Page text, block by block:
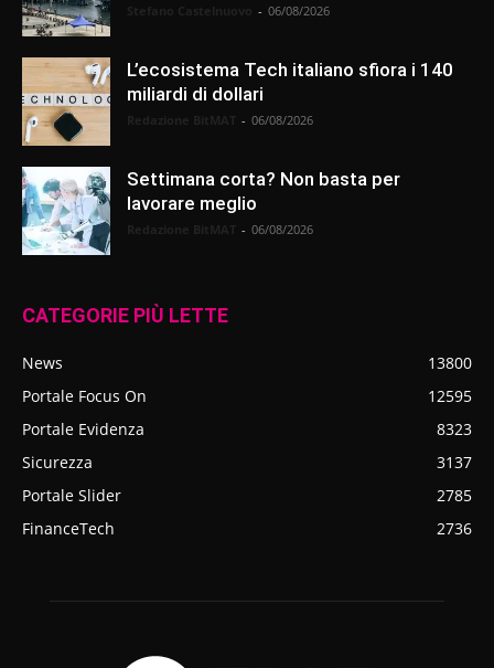
- 06/08/2026
L’ecosistema Tech italiano sfiora i 140
miliardi di dollari
- 06/08/2026
Settimana corta? Non basta per
lavorare meglio
- 06/08/2026
CATEGORIE PIÙ LETTE
News
13800
Portale Focus On
12595
Portale Evidenza
8323
Sicurezza
3137
Portale Slider
2785
FinanceTech
2736